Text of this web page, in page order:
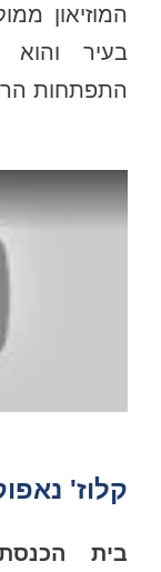
המוזיאון
בעיר
התפתחות
קלוז'
בית